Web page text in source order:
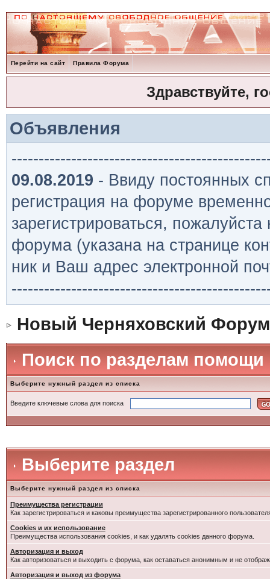
Перейти на сайт Правила Форума
Здравствуйте,
Объявления
09.08.2019 - Ввиду постоянных
регистрация на форуме
зарегистрироваться,
форума (указана на странице
ник и Ваш адрес электронной
Новый Черняховский Форум
Поиск по разделам помощи
Выберите нужный раздел из списка
Введите ключевые слова для поиска
Выберите раздел
Выберите нужный раздел из списка
Преимущества регистрации
Как зарегистрироваться и каковы преимущества зарегистрированного
Cookies и их использование
Преимущества использования cookies, и как удалять cookies данного форума.
Авторизация и выход
Как авторизоваться и выходить с форума, как оставаться анонимным и не
Авторизация и выход из форума